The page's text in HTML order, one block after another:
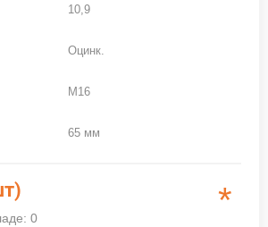
10,9
Оцинк.
M16
65 мм
0 *